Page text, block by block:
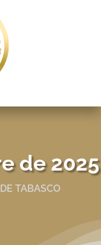
de 2025
TABASCO